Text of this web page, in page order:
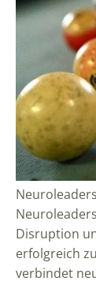
Disruption
erfolgreich
verbindet